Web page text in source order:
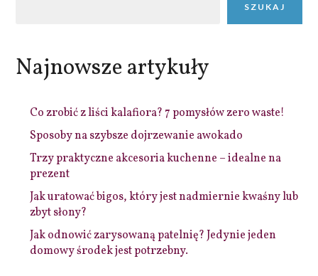
SZUKAJ
Najnowsze artykuły
Co zrobić z liści kalafiora? 7 pomysłów zero waste!
Sposoby na szybsze dojrzewanie awokado
Trzy praktyczne akcesoria kuchenne – idealne na
prezent
Jak uratować bigos, który jest nadmiernie kwaśny lub
zbyt słony?
Jak odnowić zarysowaną patelnię? Jedynie jeden
domowy środek jest potrzebny.